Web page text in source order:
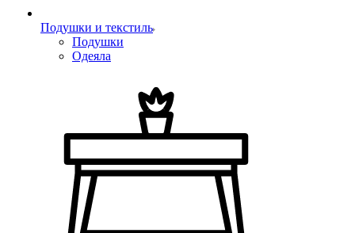
Подушки и текстиль
Подушки
Одеяла